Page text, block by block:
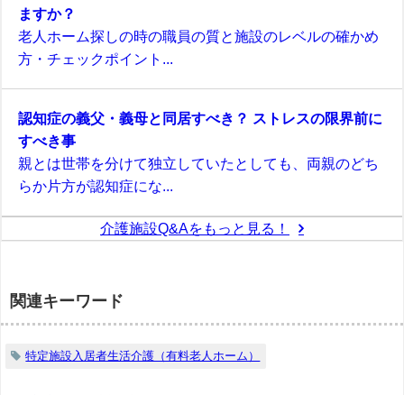
ますか？
老人ホーム探しの時の職員の質と施設のレベルの確かめ
方・チェックポイント...
認知症の義父・義母と同居すべき？ ストレスの限界前に
すべき事
親とは世帯を分けて独立していたとしても、両親のどち
らか片方が認知症にな...
介護施設Q&Aをもっと見る！
関連キーワード
特定施設入居者生活介護（有料老人ホーム）